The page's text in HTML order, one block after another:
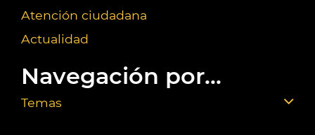
Atención ciudadana
Actualidad
Navegación por...
Temas